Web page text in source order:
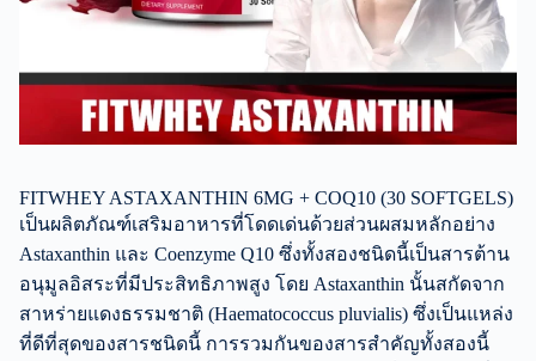
FITWHEY ASTAXANTHIN 6MG + COQ10 (30 SOFTGELS)
เป็นผลิตภัณฑ์เสริมอาหารที่โดดเด่นด้วยส่วนผสมหลักอย่าง
Astaxanthin และ Coenzyme Q10 ซึ่งทั้งสองชนิดนี้เป็นสารต้าน
อนุมูลอิสระที่มีประสิทธิภาพสูง โดย Astaxanthin นั้นสกัดจาก
สาหร่ายแดงธรรมชาติ (Haematococcus pluvialis) ซึ่งเป็นแหล่ง
ที่ดีที่สุดของสารชนิดนี้ การรวมกันของสารสำคัญทั้งสองนี้